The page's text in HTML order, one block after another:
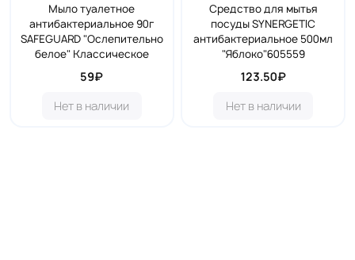
Мыло туалетное
антибактериальное 90г
SAFEGUARD "Ослепительно
белое" Классическое
59₽
Нет в наличии
Средство для мытья
посуды SYNERGETIC
антибактериальное 500мл
"Яблоко"605559
123.50₽
Нет в наличии